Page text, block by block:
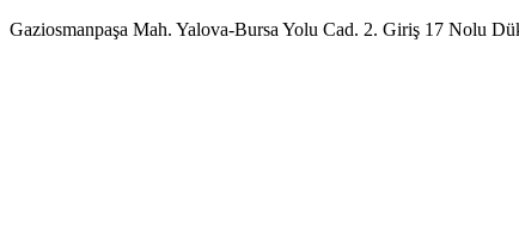
Gaziosmanpaşa Mah. Yalova-Bursa Yolu Cad. 2. Giriş 17 Nolu